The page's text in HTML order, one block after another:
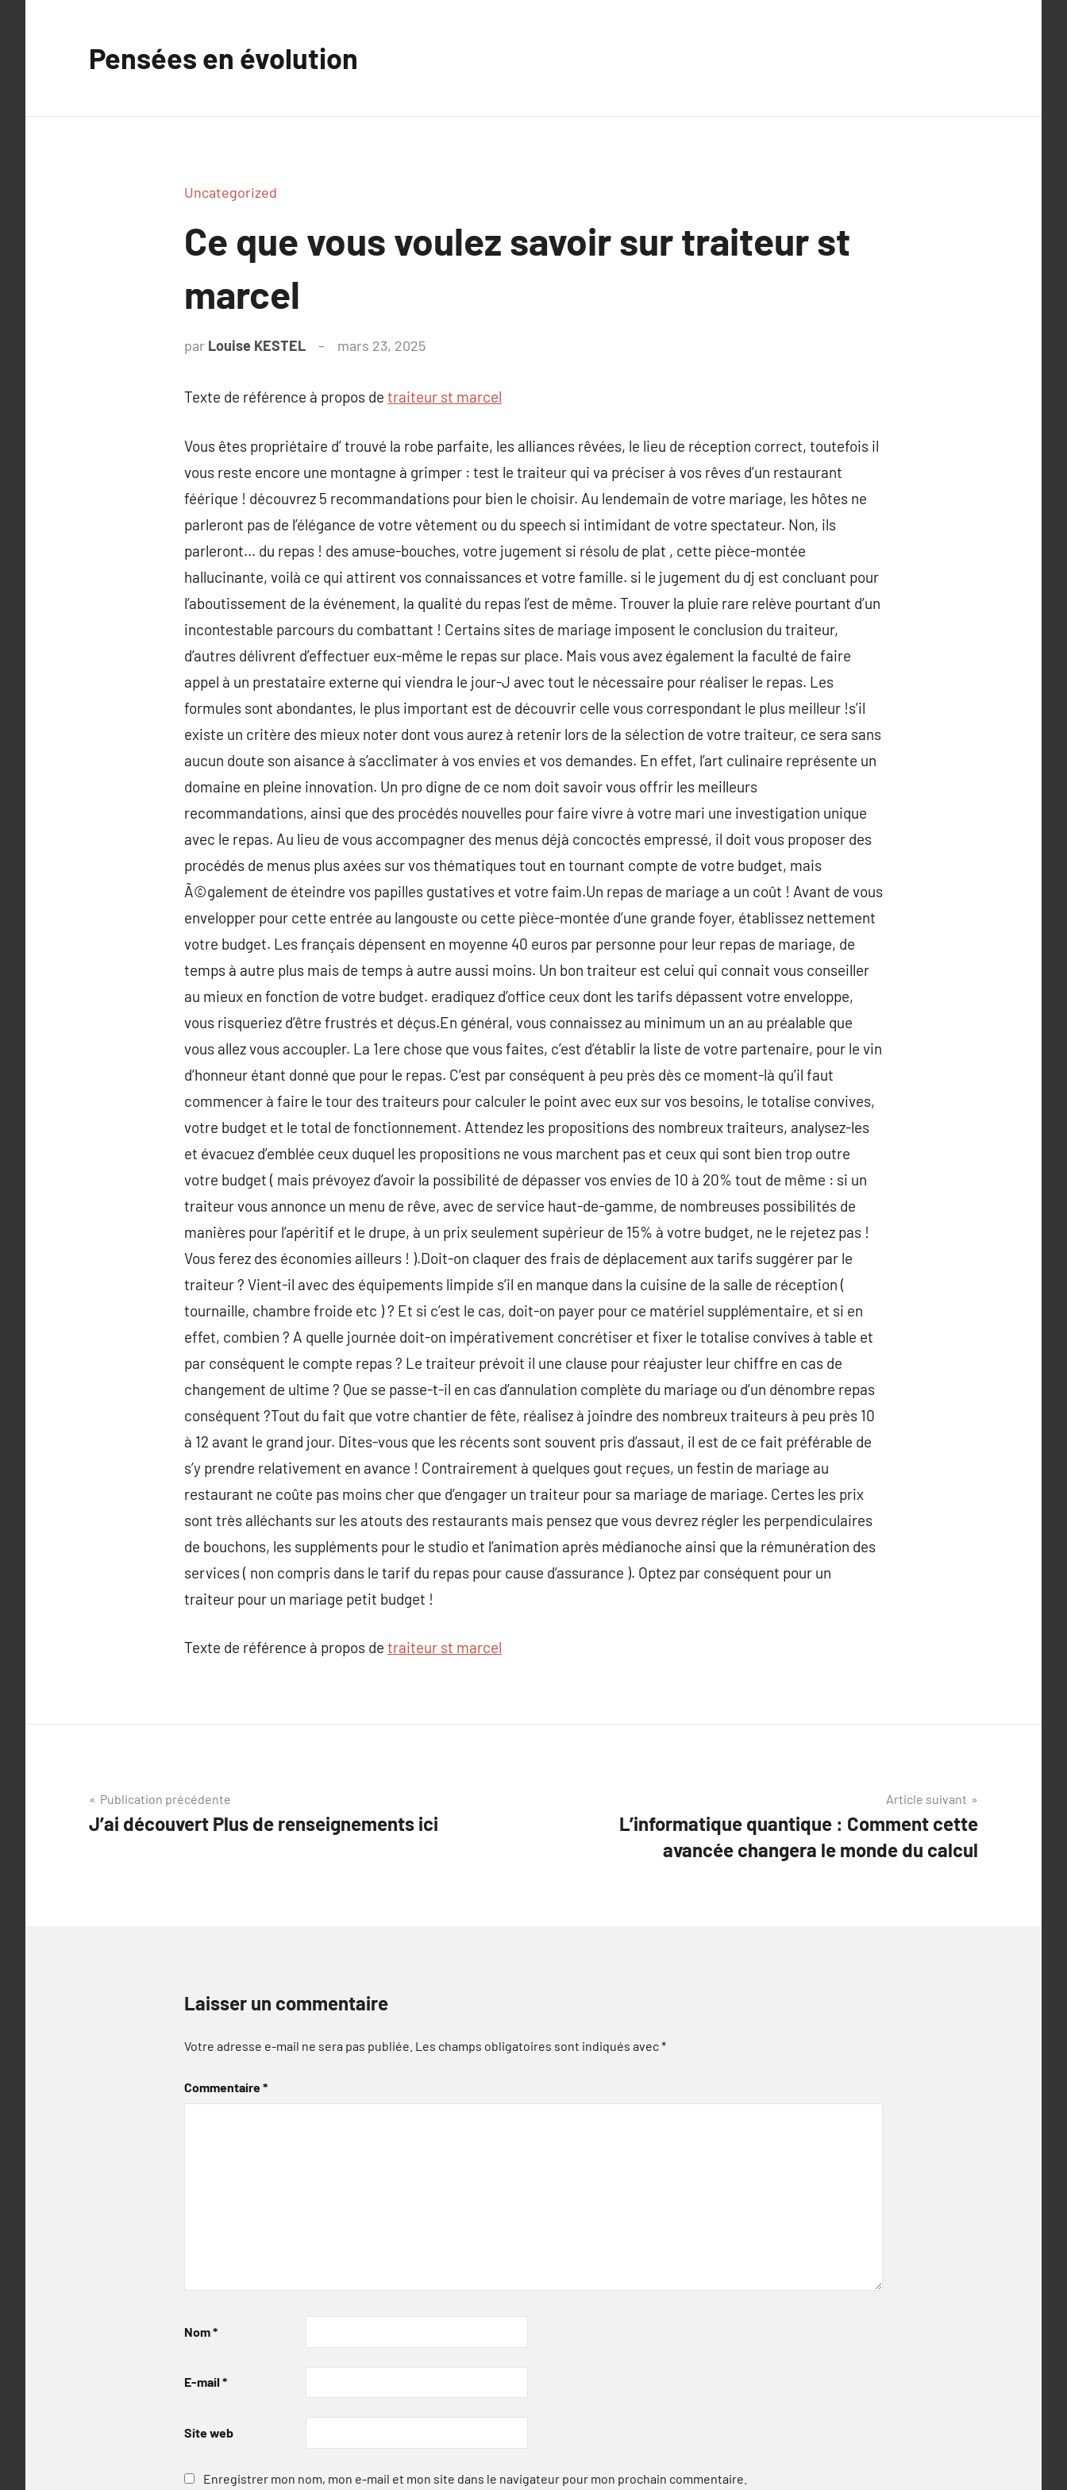
Pensées en évolution
Uncategorized
Ce que vous voulez savoir sur traiteur st
marcel​
par Louise KESTEL mars 23, 2025
Texte de référence à propos de traiteur st marcel​
Vous êtes propriétaire d’ trouvé la robe parfaite, les alliances rêvées, le lieu de réception correct, toutefois il
vous reste encore une montagne à grimper : test le traiteur qui va préciser à vos rêves d’un restaurant
féérique ! découvrez 5 recommandations pour bien le choisir. Au lendemain de votre mariage, les hôtes ne
parleront pas de l’élégance de votre vêtement ou du speech si intimidant de votre spectateur. Non, ils
parleront… du repas ! des amuse-bouches, votre jugement si résolu de plat , cette pièce-montée
hallucinante, voilà ce qui attirent vos connaissances et votre famille. si le jugement du dj est concluant pour
l’aboutissement de la événement, la qualité du repas l’est de même. Trouver la pluie rare relève pourtant d’un
incontestable parcours du combattant ! Certains sites de mariage imposent le conclusion du traiteur,
d’autres délivrent d’effectuer eux-même le repas sur place. Mais vous avez également la faculté de faire
appel à un prestataire externe qui viendra le jour-J avec tout le nécessaire pour réaliser le repas. Les
formules sont abondantes, le plus important est de découvrir celle vous correspondant le plus meilleur !s’il
existe un critère des mieux noter dont vous aurez à retenir lors de la sélection de votre traiteur, ce sera sans
aucun doute son aisance à s’acclimater à vos envies et vos demandes. En effet, l’art culinaire représente un
domaine en pleine innovation. Un pro digne de ce nom doit savoir vous offrir les meilleurs
recommandations, ainsi que des procédés nouvelles pour faire vivre à votre mari une investigation unique
avec le repas. Au lieu de vous accompagner des menus déjà concoctés empressé, il doit vous proposer des
procédés de menus plus axées sur vos thématiques tout en tournant compte de votre budget, mais
Ã©galement de éteindre vos papilles gustatives et votre faim.Un repas de mariage a un coût ! Avant de vous
envelopper pour cette entrée au langouste ou cette pièce-montée d’une grande foyer, établissez nettement
votre budget. Les français dépensent en moyenne 40 euros par personne pour leur repas de mariage, de
temps à autre plus mais de temps à autre aussi moins. Un bon traiteur est celui qui connait vous conseiller
au mieux en fonction de votre budget. eradiquez d’office ceux dont les tarifs dépassent votre enveloppe,
vous risqueriez d’être frustrés et déçus.En général, vous connaissez au minimum un an au préalable que
vous allez vous accoupler. La 1ere chose que vous faites, c’est d’établir la liste de votre partenaire, pour le vin
d’honneur étant donné que pour le repas. C’est par conséquent à peu près dès ce moment-là qu’il faut
commencer à faire le tour des traiteurs pour calculer le point avec eux sur vos besoins, le totalise convives,
votre budget et le total de fonctionnement. Attendez les propositions des nombreux traiteurs, analysez-les
et évacuez d’emblée ceux duquel les propositions ne vous marchent pas et ceux qui sont bien trop outre
votre budget ( mais prévoyez d’avoir la possibilité de dépasser vos envies de 10 à 20% tout de même : si un
traiteur vous annonce un menu de rêve, avec de service haut-de-gamme, de nombreuses possibilités de
manières pour l’apéritif et le drupe, à un prix seulement supérieur de 15% à votre budget, ne le rejetez pas !
Vous ferez des économies ailleurs ! ).Doit-on claquer des frais de déplacement aux tarifs suggérer par le
traiteur ? Vient-il avec des équipements limpide s’il en manque dans la cuisine de la salle de réception (
tournaille, chambre froide etc ) ? Et si c’est le cas, doit-on payer pour ce matériel supplémentaire, et si en
effet, combien ? A quelle journée doit-on impérativement concrétiser et fixer le totalise convives à table et
par conséquent le compte repas ? Le traiteur prévoit il une clause pour réajuster leur chiffre en cas de
changement de ultime ? Que se passe-t-il en cas d’annulation complète du mariage ou d’un dénombre repas
conséquent ?Tout du fait que votre chantier de fête, réalisez à joindre des nombreux traiteurs à peu près 10
à 12 avant le grand jour. Dites-vous que les récents sont souvent pris d’assaut, il est de ce fait préférable de
s’y prendre relativement en avance ! Contrairement à quelques gout reçues, un festin de mariage au
restaurant ne coûte pas moins cher que d’engager un traiteur pour sa mariage de mariage. Certes les prix
sont très alléchants sur les atouts des restaurants mais pensez que vous devrez régler les perpendiculaires
de bouchons, les suppléments pour le studio et l’animation après médianoche ainsi que la rémunération des
services ( non compris dans le tarif du repas pour cause d’assurance ). Optez par conséquent pour un
traiteur pour un mariage petit budget !
Texte de référence à propos de traiteur st marcel​
Navigation
de
Publication précédente
J’ai découvert Plus de renseignements ici
Article suivant
L’informatique quantique : Comment cette
avancée changera le monde du calcul
Laisser un commentaire
Votre adresse e-mail ne sera pas publiée. Les champs obligatoires sont indiqués avec*
Commentaire*
Nom*
E-mail *
Site web
Enregistrer mon nom, mon e-mail et mon site dans le navigateur pour mon prochain commentaire.